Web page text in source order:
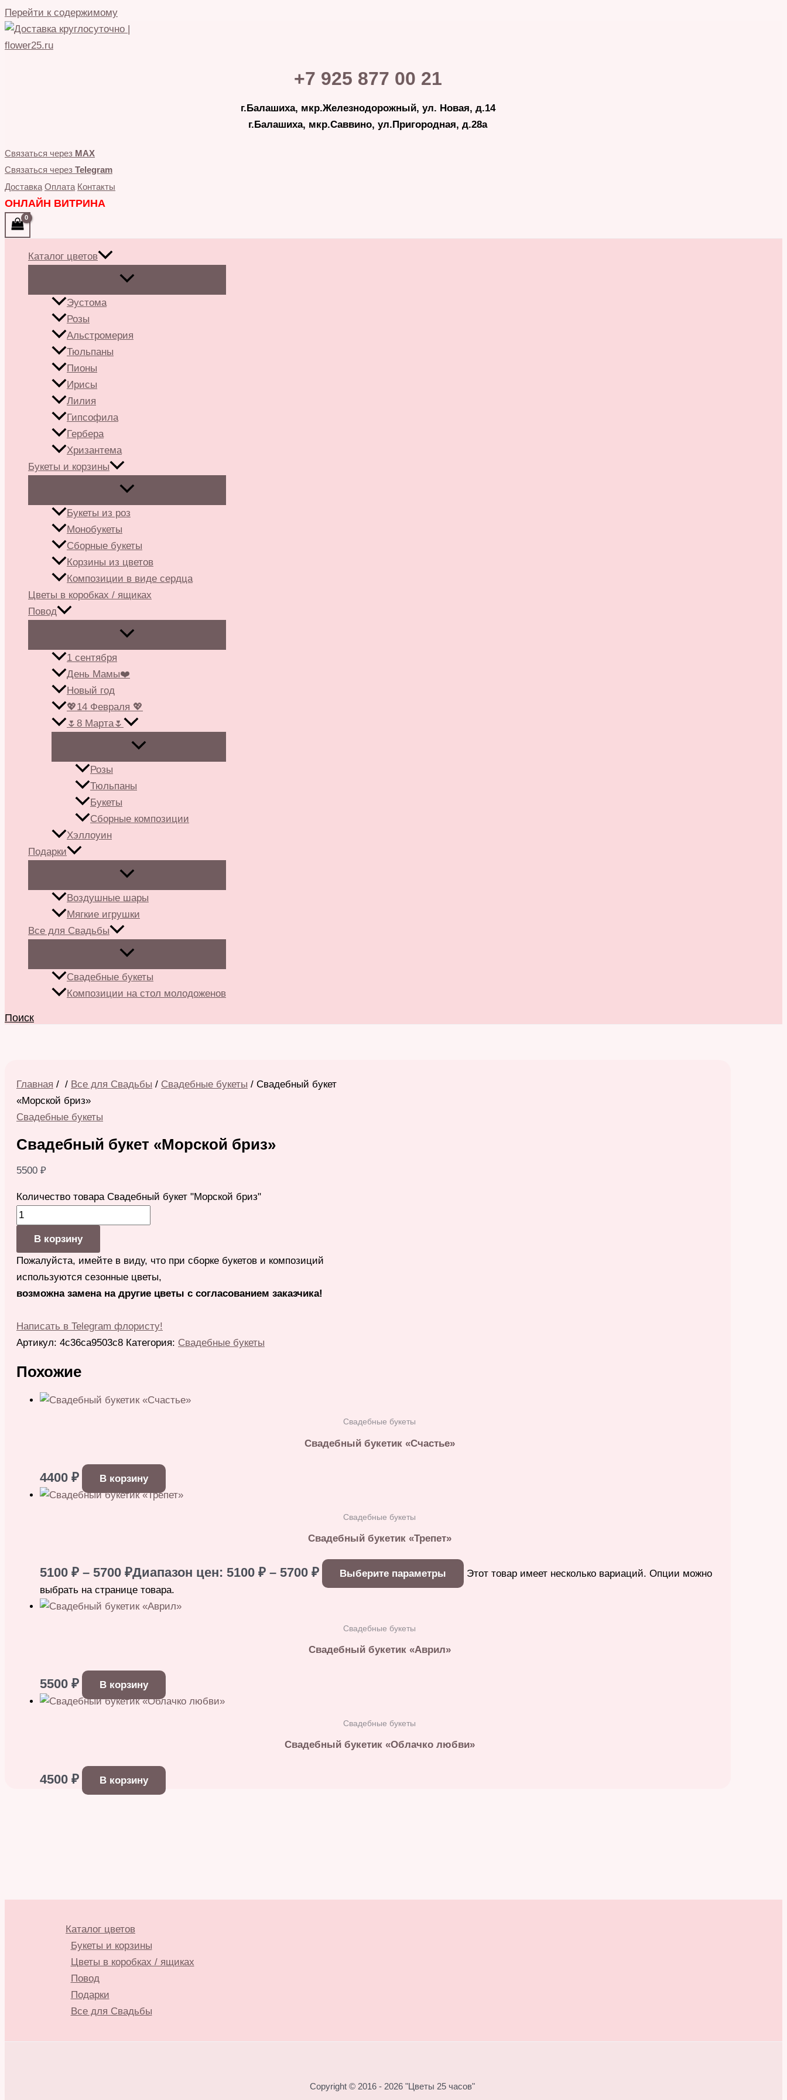
Перейти к содержимому
+7 925 877 00 21
г.Балашиха, мкр.Железнодорожный, ул. Новая, д.14
г.Балашиха, мкр.Саввино, ул.Пригородная, д.28а
Связаться через MAX
Связаться через Telegram
Доставка Оплата Контакты
ОНЛАЙН ВИТРИНА
Каталог цветов
Эустома
Розы
Альстромерия
Тюльпаны
Пионы
Ирисы
Лилия
Гипсофила
Гербера
Хризантема
Букеты и корзины
Букеты из роз
Монобукеты
Сборные букеты
Корзины из цветов
Композиции в виде сердца
Цветы в коробках / ящиках
Повод
1 сентября
День Мамы❤️
Новый год
💖14 Февраля 💖
🌷8 Марта🌷
Розы
Тюльпаны
Букеты
Сборные композиции
Хэллоуин
Подарки
Воздушные шары
Мягкие игрушки
Все для Свадьбы
Свадебные букеты
Композиции на стол молодоженов
Поиск
Главная / / Все для Свадьбы / Свадебные букеты / Свадебный букет
«Морской бриз»
Свадебные букеты
Свадебный букет «Морской бриз»
5500 ₽
Количество товара Свадебный букет "Морской бриз"
В корзину
Пожалуйста, имейте в виду, что при сборке букетов и композиций
используются сезонные цветы,
возможна замена на другие цветы с согласованием заказчика!
Написать в Telegram флористу!
Артикул: 4c36ca9503c8 Категория: Свадебные букеты
Похожие
Свадебные букеты
Свадебный букетик «Счастье»
4400 ₽ В корзину
Свадебные букеты
Свадебный букетик «Трепет»
5100 ₽ – 5700 ₽Диапазон цен: 5100 ₽ – 5700 ₽ Выберите параметры
Этот товар имеет несколько вариаций. Опции можно
выбрать на странице товара.
Свадебные букеты
Свадебный букетик «Аврил»
5500 ₽ В корзину
Свадебные букеты
Свадебный букетик «Облачко любви»
4500 ₽ В корзину
Каталог цветов
Букеты и корзины
Цветы в коробках / ящиках
Повод
Подарки
Все для Свадьбы
Copyright © 2016 - 2026 "Цветы 25 часов"